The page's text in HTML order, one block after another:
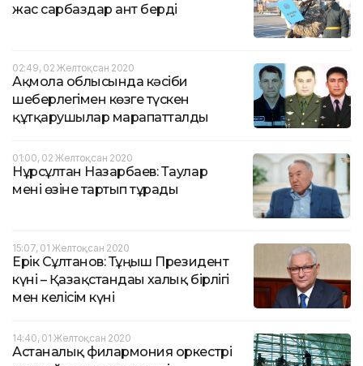
жас сарбаздар ант берді
02:49, 02 Желтоқсан 2020
Ақмола облысында кәсіби
шеберлегімен көзге түскен
құтқарушылар марапатталды
01:00, 02 Желтоқсан 2020
Нұрсұлтан Назарбаев: Таулар
мені өзіне тартып тұрады
15:07, 01 Желтоқсан 2020
Ерік Сұлтанов: Тұңғыш Президент
күні – Қазақстандағы халық бірлігі
мен келісім күні
14:40, 01 Желтоқсан 2020
Астаналық филармония оркестрі